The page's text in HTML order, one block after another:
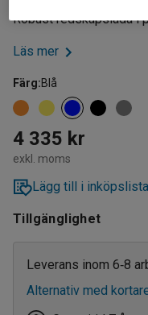
Robust redskapslåda i
Läs mer
Färg:Blå
4 335 kr
exkl. moms
Lägg till i
Tillgänglighet
Leverans inom 6‑8
Alternativ med